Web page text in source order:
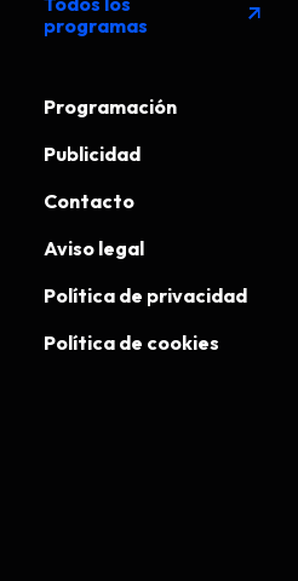
programas
arrow_outward
Programación
Publicidad
Contacto
Aviso legal
Política de privacidad
Política de cookies